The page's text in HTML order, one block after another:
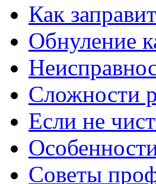
Как
Обнуление
Сложности
Если не
Советы